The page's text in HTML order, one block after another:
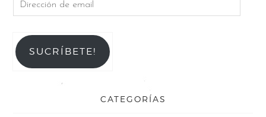
SUCRÍBETE!
CATEGORÍAS